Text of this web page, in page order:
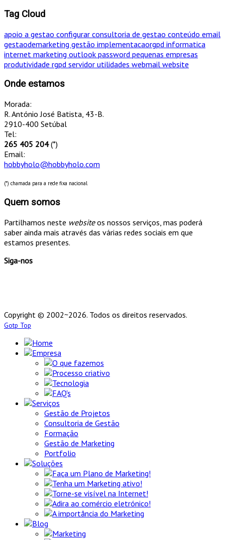
Tag Cloud
apoio a gestao configurar consultoria de gestao conteúdo email
gestaodemarketing gestão implementacaorgpd informatica
internet marketing outlook password pequenas empresas
produtividade rgpd servidor utilidades webmail website
Onde estamos
Morada:
R. António José Batista, 43-B.
2910-400 Setúbal
Tel:
265 405 204(*)
Email:
hobbyholo@hobbyholo.com
(*) chamada para a rede fixa nacional
Quem somos
Partilhamos neste websiteos nossos serviços, mas poderá
saber ainda mais através das várias redes sociais em que
estamos presentes.
Siga-nos
Copyright © 2002~2026. Todos os direitos reservados.
Gotp Top
Home
Empresa
O que fazemos
Processo criativo
Tecnologia
FAQ's
Serviços
Gestão de Projetos
Consultoria de Gestão
Formação
Gestão de Marketing
Portfolio
Soluções
Faça um Plano de Marketing!
Tenha um Marketing ativo!
Torne-se visível na Internet!
Adira ao comércio eletrónico!
A importância do Marketing
Blog
Marketing